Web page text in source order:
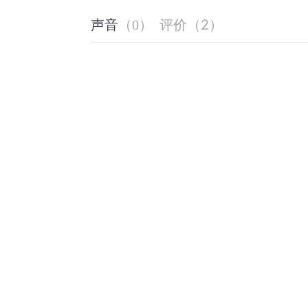
声音 （0） 评价 （2）